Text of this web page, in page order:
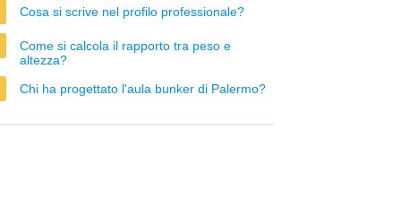
Cosa si scrive nel profilo professionale?
Come si calcola il rapporto tra peso e
altezza?
Chi ha progettato l'aula bunker di Palermo?